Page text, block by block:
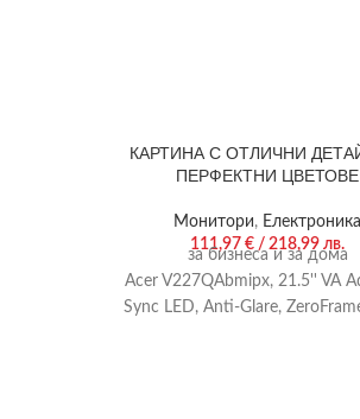
КАРТИНА С ОТЛИЧНИ
ПЕРФЕКТНИ ЦВЕТОВЕ
Монитори, Електроника
111,97 € / 218,99 лв.
за бизнеса и за дома
Acer V227QAbmipx, 21.5'' VA
Sync LED, Anti-Glare,